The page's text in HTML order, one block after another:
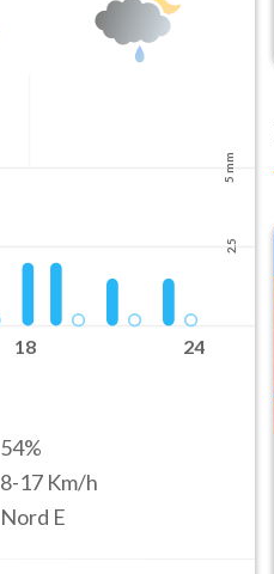
5 mm
2.5
18 24
54%
8-17 Km/h
Nord E